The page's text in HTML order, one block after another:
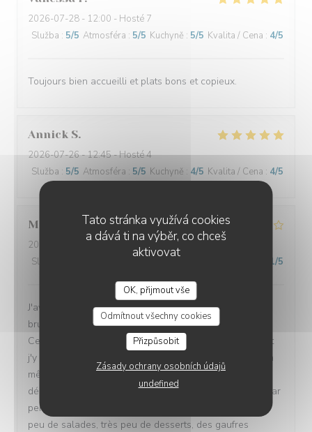
Tato stránka využívá cookies
a dává ti na výběr, co chceš
aktivovat
OK, přijmout vše
Odmítnout všechny cookies
Přizpůsobit
Zásady ochrany osobních údajů
undefined
2026-07-28 - 12:00 - Hosté 7
Služba : 5/5 Atmosféra : 5/5 Kuchyně : 5/5 Kvalita / Cena : 4/5
Toujours bien accueilli et plats bons et copieux.
Annick S
2026-07-26- 12:45 - Hosté 4
Služba : 5/5 Atmosféra : 5/5 Kuchyně : 4/5 Kvalita / Cena : 4/5
Marine
2026-07-26
- 12:00 - Hosté 4
Služba
1/5
J'avais l'habitude de venir dans ce restaurant pour le
brunch et j'en gardais toujours un excellent souvenir.
Cela faisait un moment que je n'y étais pas retournée et
j'y suis revenue avec plaisir, convaincue d'y retrouver la
même qualité. Malheureusement, cette fois-ci, la
déception a été totale. Pour un brunch à plus de 30 € par
personne, le choix est devenu extrêmement limité : très
peu de salades, très peu de desserts, des gaufres